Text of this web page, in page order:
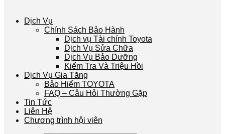
Dịch Vụ
Chính Sách Bảo Hành
Dịch vụ Tài chính Toyota
Dịch Vụ Sửa Chữa
Dịch Vụ Bảo Dưỡng
Kiểm Tra Và Triệu Hồi
Dịch Vụ Gia Tăng
Bảo Hiểm TOYOTA
FAQ – Câu Hỏi Thường Gặp
Tin Tức
Liên Hệ
Chương trình hội viên